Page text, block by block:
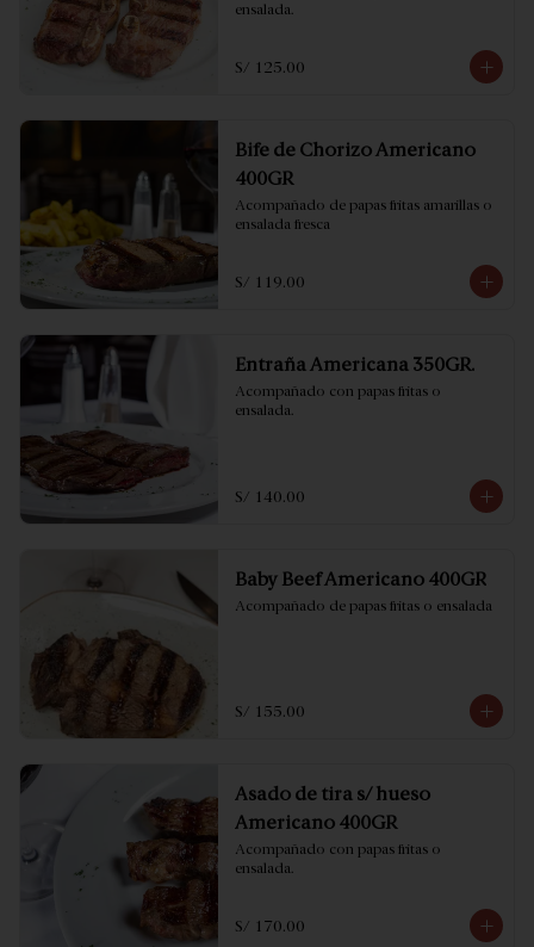
ensalada.
S/ 125.00
Bife de Chorizo Americano
400GR
Acompañado de papas fritas amarillas o
ensalada fresca
S/ 119.00
Entraña Americana 350GR.
Acompañado con papas fritas o
ensalada.
S/ 140.00
Baby Beef Americano 400GR
Acompañado de papas fritas o ensalada
S/ 155.00
Asado de tira s/ hueso
Americano 400GR
Acompañado con papas fritas o
ensalada.
S/ 170.00